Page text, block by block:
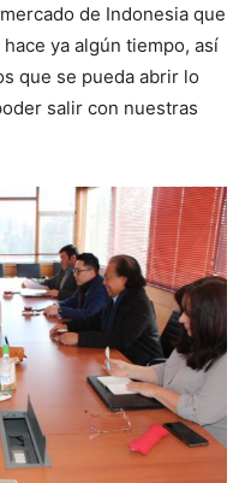
de Indonesia que
ya algún tiempo, así
que se pueda abrir lo
salir con nuestras